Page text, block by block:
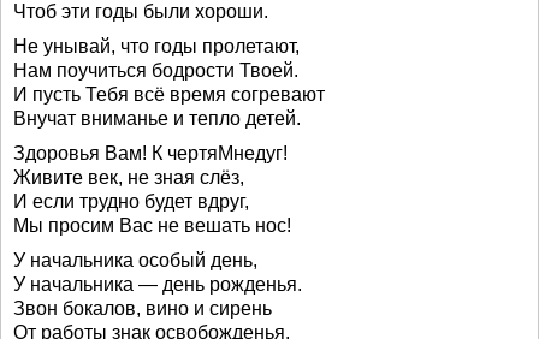
Чтоб эти годы были хороши.
Не унывай, что годы пролетают,
Нам поучиться бодрости Твоей.
И пусть Тебя всё время согревают
Внучат вниманье и тепло детей.
Здоровья Вам! К чертяМнедуг!
Живите век, не зная слёз,
И если трудно будет вдруг,
Мы просим Вас не вешать нос!
У начальника особый день,
У начальника — день рожденья.
Звон бокалов, вино и сирень
От работы знак освобожденья.